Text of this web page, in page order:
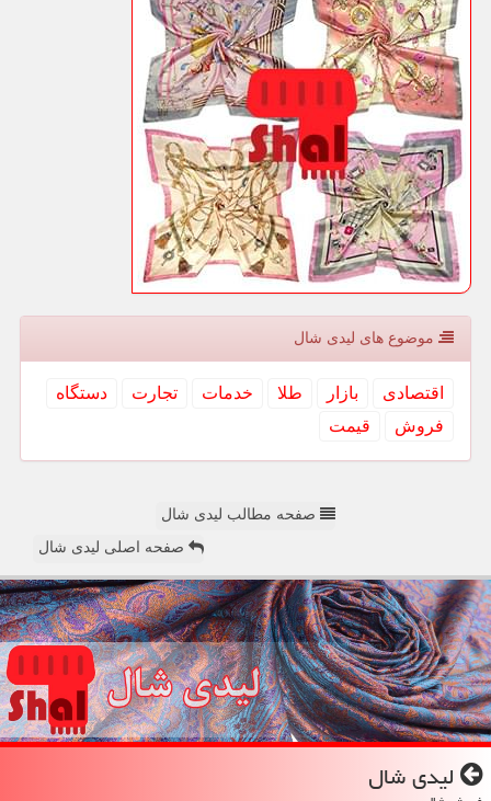
موضوع های لیدی شال
اقتصادی بازار طلا خدمات تجارت
دستگاه
فروش
قیمت
صفحه مطالب لیدی شال
صفحه اصلی لیدی شال
لیدی شال